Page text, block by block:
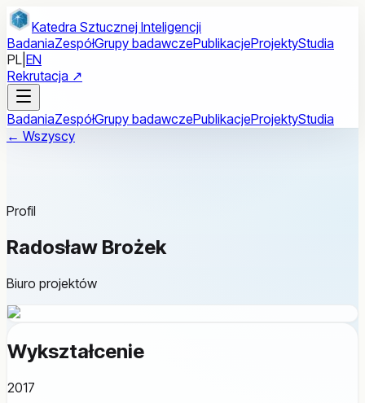
Przejdź do treści głównej
Katedra Sztucznej Inteligencji
BadaniaZespółGrupy badawczePublikacjeProjektyStudia
PL EN
Rekrutacja ↗
BadaniaZespółGrupy badawczePublikacjeProjektyStudia
← Wszyscy
Profil
Radosław Brożek
Biuro projektów
Wykształcenie
2017